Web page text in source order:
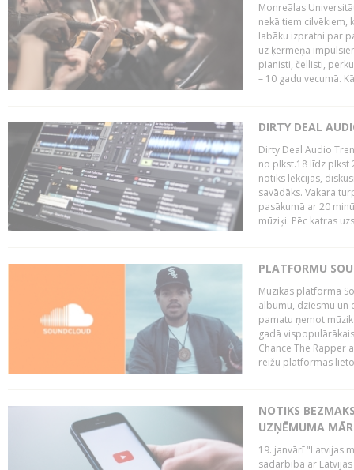
Monreālas
nekā tiem cilvēkiem,
labāku izpratni par
uz ķermeņa
pianisti, čellisti,
– 10 gadu vecumā.
DIRTY DEAL
Dirty Deal Audio
no plkst.18 līdz plkst
notiks lekcijas,
savādāks. Vakara
pasākumā ar 20
mūziķi. Pēc katras
PLATFORMU
Mūzikas platforma
albumu, dziesmu un
pamatu ņemot
gadā
Chance The Rapper
reižu platformas
NOTIKS
UZŅĒMUMA
19. janvārī "Latvijas
sadarbībā ar